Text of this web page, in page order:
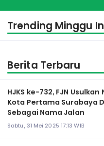
Trending Minggu
Berita Terbaru
HJKS ke-732, FJN Usulkan
Kota Pertama Surabaya
Sebagai Nama Jalan
Sabtu, 31 Mei 2025 17:13 WIB